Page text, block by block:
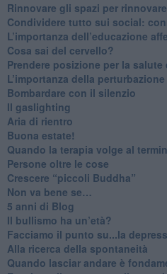
​Rinnovare gli spazi per
​Condividere tutto sui social:
​L’importanza dell’educazione
​Cosa sai del cervello?
Prendere posizione per la salute
L’importanza della perturbazione
​Bombardare con il silenzio
Il gaslighting
Aria di rientro
Buona estate!
​Quando la terapia volge al
​Persone oltre le cose
​Crescere “piccoli Buddha”
Non va bene se…
​5 anni di Blog
​Il bullismo ha un’età?
Facciamo il punto su...la
​Alla ricerca della spontaneità
​Quando lasciar andare è